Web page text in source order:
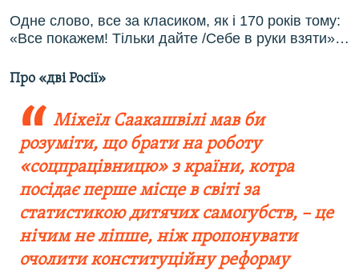
Одне слово, все за класиком, як і 170 років тому:
«Все покажем! Тільки дайте /Себе в руки взяти»…
Про «дві Росії»
Міхеїл Саакашвілі мав би
розуміти, що брати на роботу
«соцпрацівницю» з країни, котра
посідає перше місце в світі за
статистикою дитячих самогубств, – це
нічим не ліпше, ніж пропонувати
очолити конституційну реформу